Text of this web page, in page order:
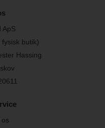
ApS
butik)
Hassing